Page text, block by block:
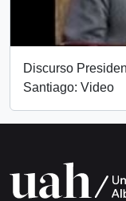
Discurso
Santiago: Video